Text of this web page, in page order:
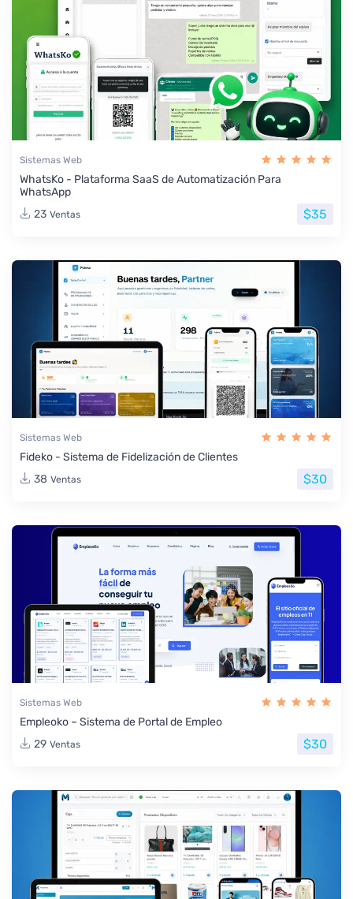
Sistemas Web
WhatsKo - Plataforma SaaS de Automatización Para
WhatsApp
23 Ventas $35
Sistemas Web
Fideko - Sistema de Fidelización de Clientes
38 Ventas $30
Sistemas Web
Empleoko – Sistema de Portal de Empleo
29 Ventas $30